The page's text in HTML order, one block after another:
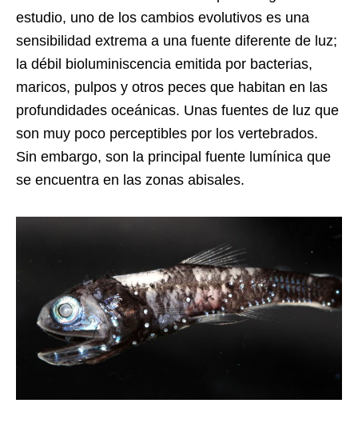
estudio, uno de los cambios evolutivos es una
sensibilidad extrema a una fuente diferente de luz;
la débil bioluminiscencia emitida por bacterias,
maricos, pulpos y otros peces que habitan en las
profundidades oceánicas. Unas fuentes de luz que
son muy poco perceptibles por los vertebrados.
Sin embargo, son la principal fuente lumínica que
se encuentra en las zonas abisales.